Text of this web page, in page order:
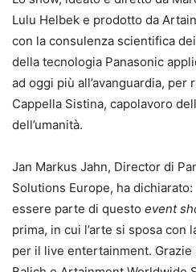
Lulu Helbek e prodotto da
con la consulenza scientifica
della tecnologia Panasonic
ad oggi più all’avanguardia,
Cappella Sistina, capolavoro
dell’umanità.
Jan Markus Jahn, Director di
Solutions Europe, ha dichiarato:
essere parte di questo event
prima, in cui l’arte si sposa con
per il live entertainment. Grazie